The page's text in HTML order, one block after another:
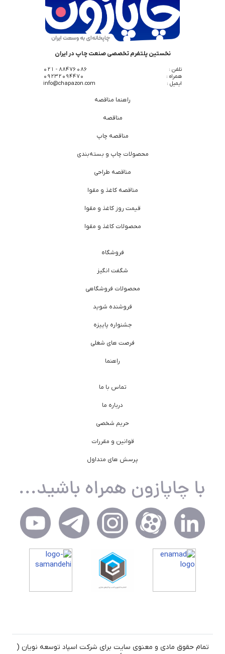
نخستین پلتفرم تخصصی صنعت چاپ در ایران
تلفن :
88476086 - 021
همراه :
09232094470
ایمیل :
info@chapazon.com
راهنما مناقصه
مناقصه
مناقصه چاپ
محصولات چاپ و بسته‌بندی
مناقصه طراحی
مناقصه کاغذ و مقوا
قیمت روز کاغذ و مقوا
محصولات کاغذ و مقوا
فروشگاه
شگفت انگیز
محصولات فروشگاهی
فروشنده شوید
جشنواره پاییزه
فرصت های شغلی
راهنما
تماس با ما
درباره ما
حریم شخصی
قوانین و مقررات
پرسش های متداول
تمام حقوق مادی و معنوی سایت برای شرکت اسپاد توسعه نویان (